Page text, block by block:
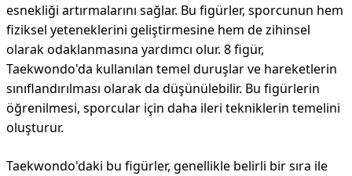
esnekliği artırmalarını sağlar. Bu figürler, sporcunun hem
fiziksel yeteneklerini geliştirmesine hem de zihinsel
olarak odaklanmasına yardımcı olur. 8 figür,
Taekwondo'da kullanılan temel duruşlar ve hareketlerin
sınıflandırılması olarak da düşünülebilir. Bu figürlerin
öğrenilmesi, sporcular için daha ileri tekniklerin temelini
oluşturur.
Taekwondo'daki bu figürler, genellikle belirli bir sıra ile